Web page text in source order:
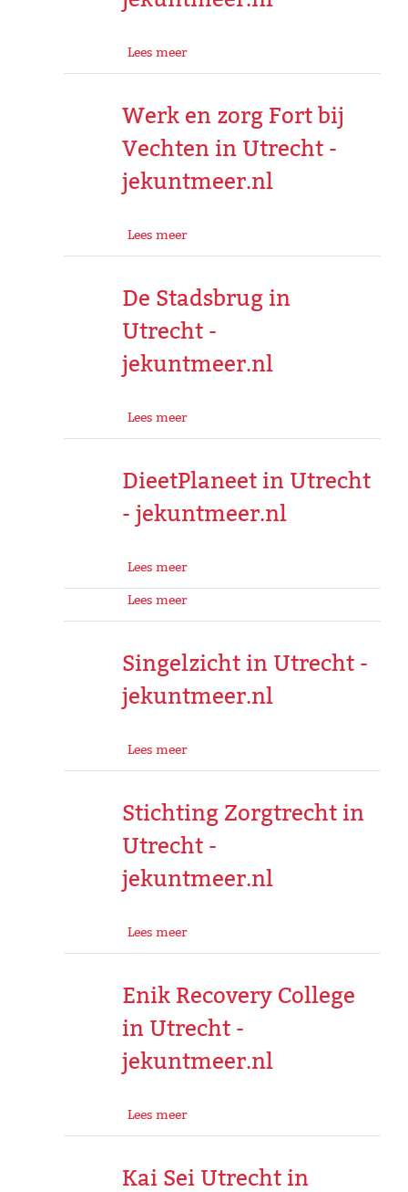
Lees meer
Werk en zorg Fort bij
Vechten in Utrecht -
jekuntmeer.nl
Lees meer
De Stadsbrug in
Utrecht -
jekuntmeer.nl
Lees meer
DieetPlaneet in Utrecht
- jekuntmeer.nl
Lees meer
Lees meer
Singelzicht in Utrecht -
jekuntmeer.nl
Lees meer
Stichting Zorgtrecht in
Utrecht -
jekuntmeer.nl
Lees meer
Enik Recovery College
in Utrecht -
jekuntmeer.nl
Lees meer
Kai Sei Utrecht in